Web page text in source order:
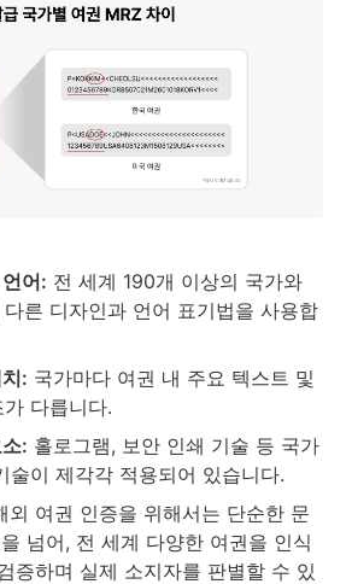
어: 전 세계 190개 이상의 국가와
른 디자인과 언어 표기법을 사용합
: 국가마다 여권 내 주요 텍스트 및
다릅니다.
: 홀로그램, 보안 인쇄 기술 등 국가
술이 제각각 적용되어 있습니다.
외 여권 인증을 위해서는 단순한 문
넘어, 전 세계 다양한 여권을 인식
증하며 실제 소지자를 판별할 수 있